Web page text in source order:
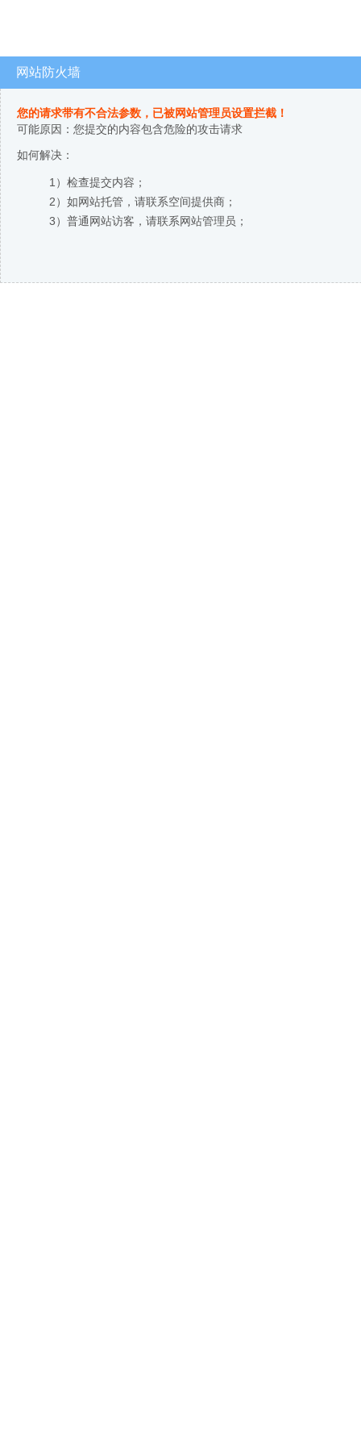
网站防火墙
您的请求带有不合法参数，已被网站管理员设置拦截！
可能原因：您提交的内容包含危险的攻击请求
如何解决：
1）检查提交内容；
2）如网站托管，请联系空间提供商；
3）普通网站访客，请联系网站管理员；